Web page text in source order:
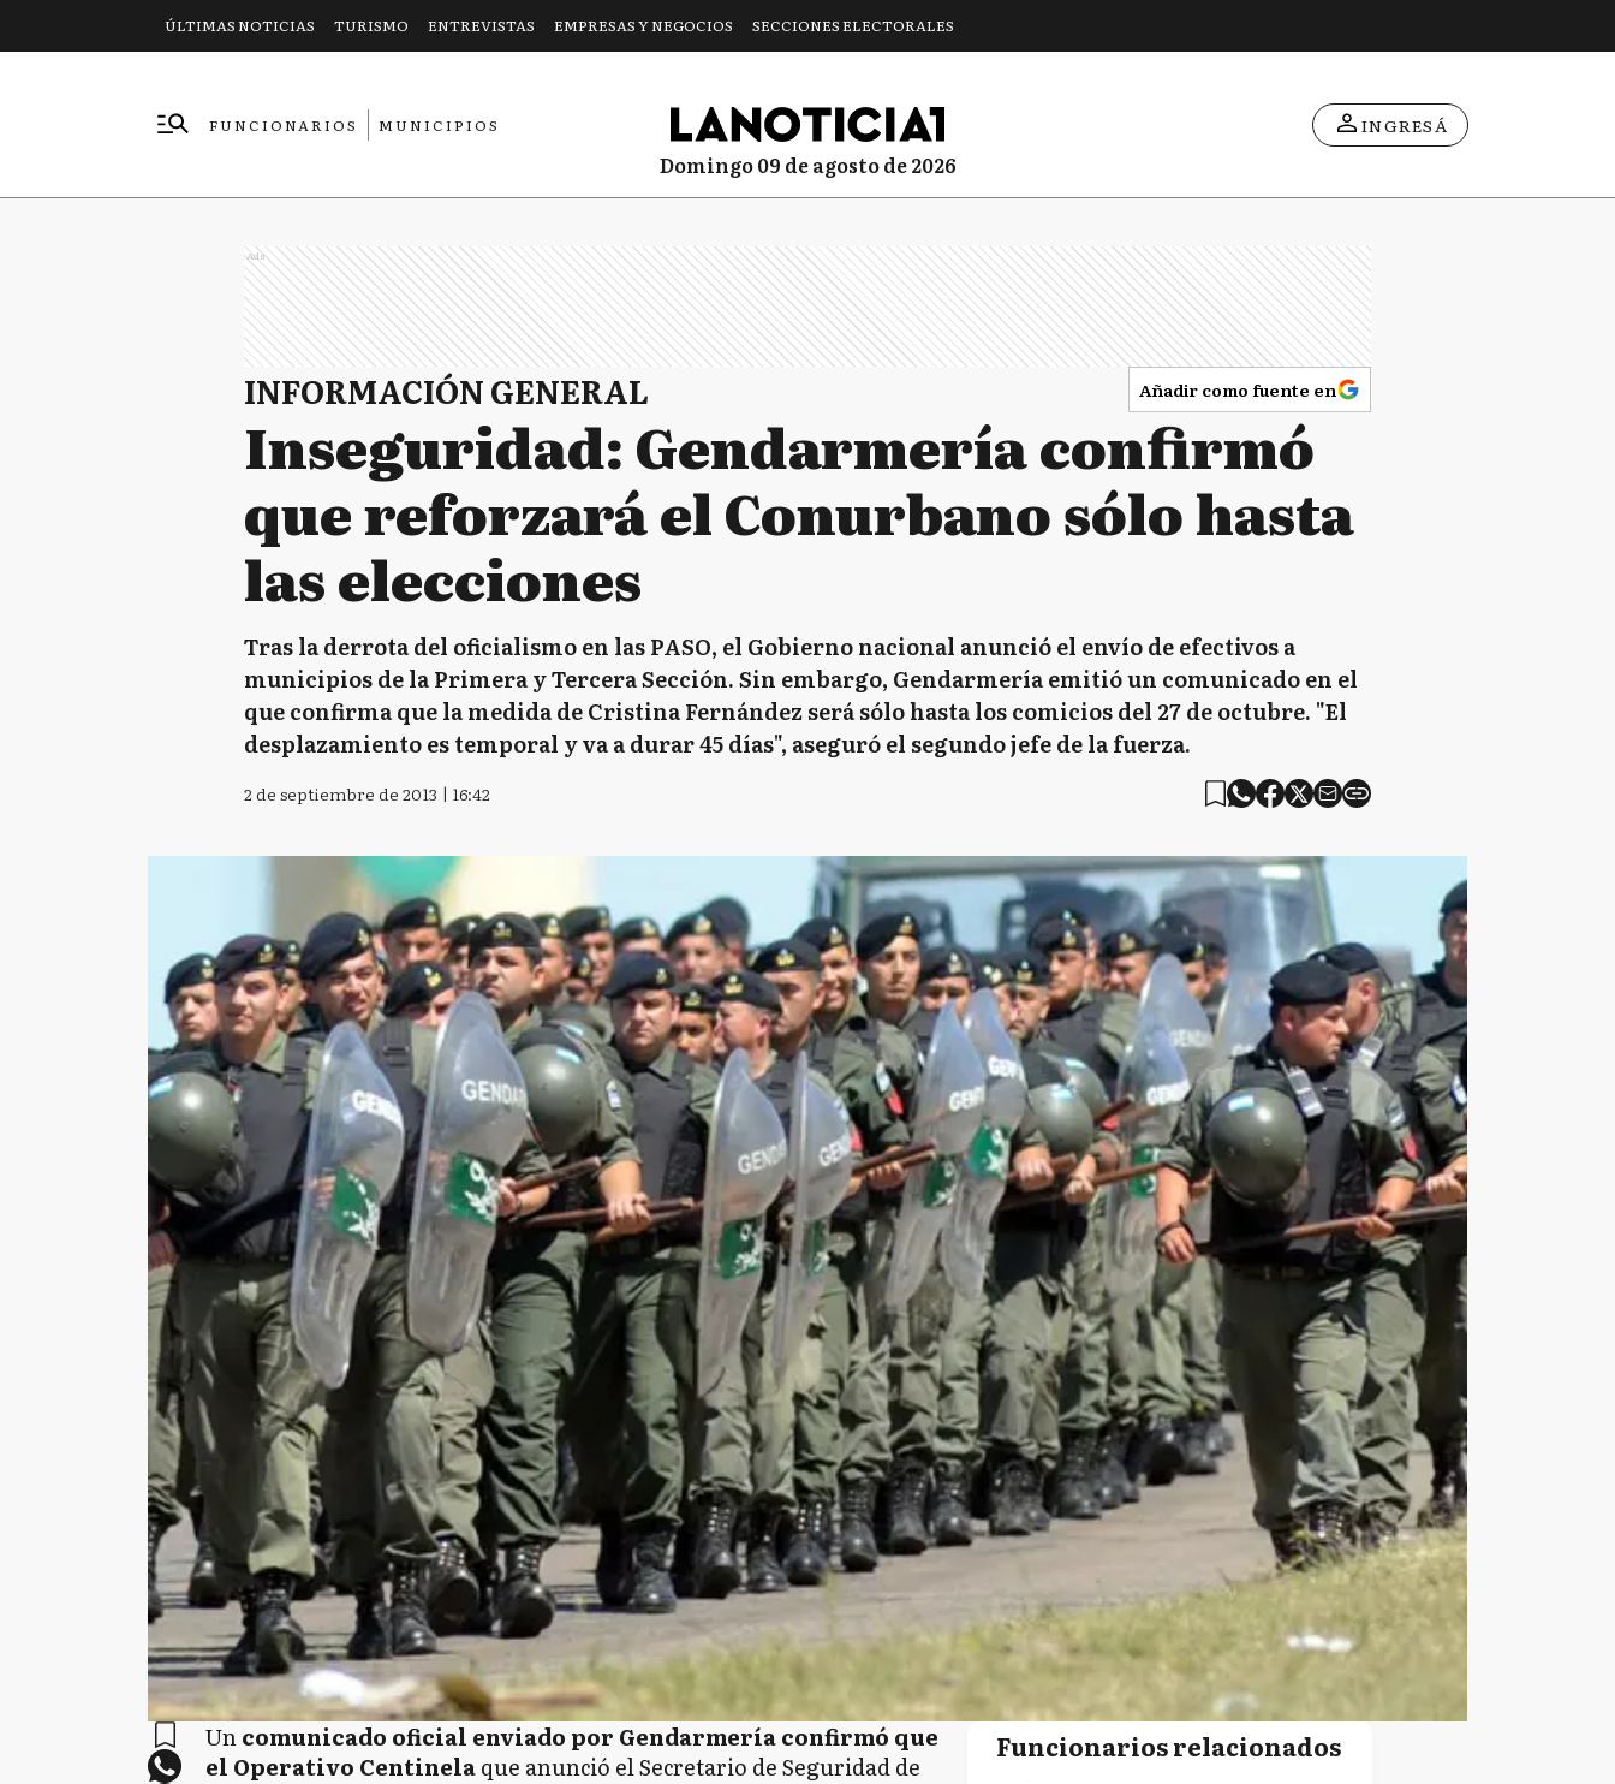
ÚLTIMAS NOTICIAS TURISMO ENTREVISTAS EMPRESAS Y NEGOCIOS SECCIONES ELECTORALES
FUNCIONARIOS
MUNICIPIOS
domingo 09 de agosto de 2026
INGRESÁ
Ads
INFORMACIÓN GENERAL Añadir como fuente en
Inseguridad: Gendarmería confirmó
que reforzará el Conurbano sólo hasta
las elecciones
Tras la derrota del oficialismo en las PASO, el Gobierno nacional anunció el envío de efectivos a
municipios de la Primera y Tercera Sección. Sin embargo, Gendarmería emitió un comunicado en el
que confirma que la medida de Cristina Fernández será sólo hasta los comicios del 27 de octubre. "El
desplazamiento es temporal y va a durar 45 días", aseguró el segundo jefe de la fuerza.
2 de septiembre de 2013 | 16:42
Uncomunicado oficial enviado por Gendarmería confirmó que
el Operativo Centinelaque anunció el Secretario de Seguridad de
Funcionarios relacionados